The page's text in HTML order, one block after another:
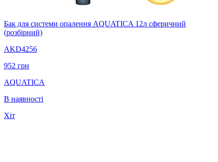
Бак для системи опалення AQUATICA 12л сферичний
(розбірний)
AKD4256
952 грн
AQUATICA
В наявності
Хіт